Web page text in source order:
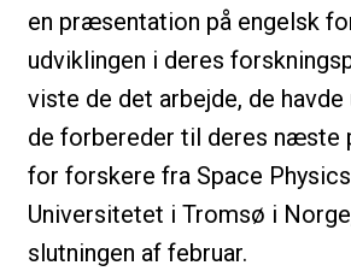
en præsentation på engelsk
udviklingen i deres
viste de det arbejde, de
de forbereder til deres næste
for forskere fra Space
Universitetet i Tromsø i
slutningen af februar.